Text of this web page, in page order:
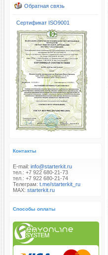
Обратная связь
Сертификат ISO9001
Контакты
E-mail: info@starterkit.ru
тел.: +7 922 680-21-73
тел.: +7 922 680-21-74
Телеграм: t.me/starterkit_ru
MAX: starterkit.ru
Способы оплаты